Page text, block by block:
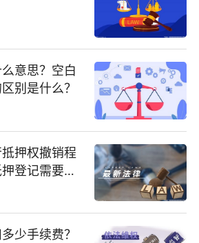
意思？空白
别是什么？
押权撤销程
登记需要提
少手续费？